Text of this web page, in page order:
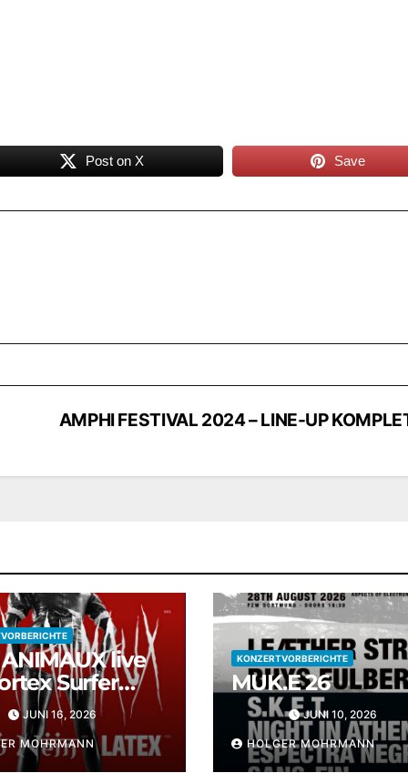
Post on X Save
AMPHI FESTIVAL 2024 – LINE-UP
live
Surfer
Siegen
JUNI 16, 2026
MOHRMANN
KONZERTVORBERICHTE
MUK.E 26
JUNI 10, 2026
HOLGER MOHRMANN